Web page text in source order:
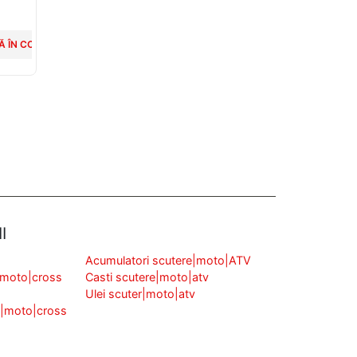
ÎN COȘ
Acumulatori scutere|moto|ATV
Casti scutere|moto|atv
Ulei scuter|moto|atv